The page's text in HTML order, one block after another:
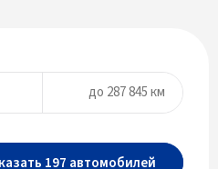
197 автомобилей